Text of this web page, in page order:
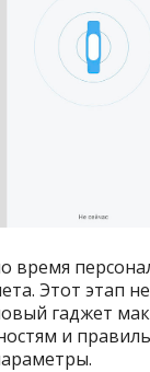
время
Этот этап
гаджет
и